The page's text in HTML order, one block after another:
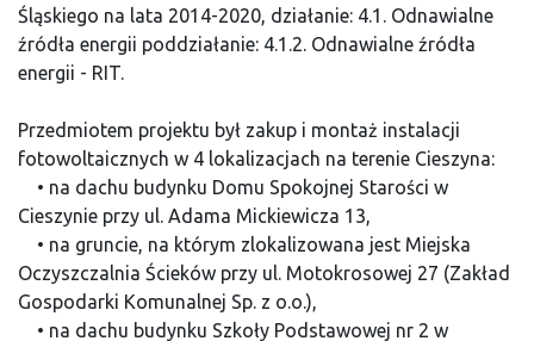
Śląskiego na lata 2014-2020, działanie: 4.1. Odnawialne
źródła energii poddziałanie: 4.1.2. Odnawialne źródła
energii - RIT.
Przedmiotem projektu był zakup i montaż instalacji
fotowoltaicznych w 4 lokalizacjach na terenie Cieszyna:
• na dachu budynku Domu Spokojnej Starości w
Cieszynie przy ul. Adama Mickiewicza 13,
• na gruncie, na którym zlokalizowana jest Miejska
Oczyszczalnia Ścieków przy ul. Motokrosowej 27 (Zakład
Gospodarki Komunalnej Sp. z o.o.),
• na dachu budynku Szkoły Podstawowej nr 2 w